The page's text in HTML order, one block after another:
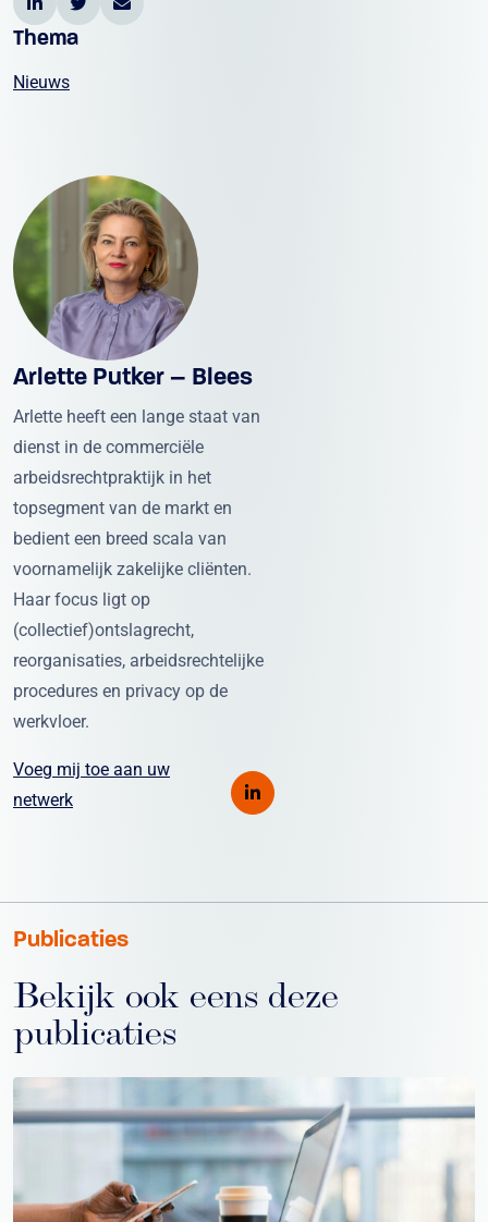
Thema
Nieuws
Arlette Putker – Blees
Arlette heeft een lange staat van
dienst in de commerciële
arbeidsrechtpraktijk in het
topsegment van de markt en
bedient een breed scala van
voornamelijk zakelijke cliënten.
Haar focus ligt op
(collectief)ontslagrecht,
reorganisaties, arbeidsrechtelijke
procedures en privacy op de
werkvloer.
Voeg mij toe aan uw
netwerk
Publicaties
Bekijk ook eens deze
publicaties